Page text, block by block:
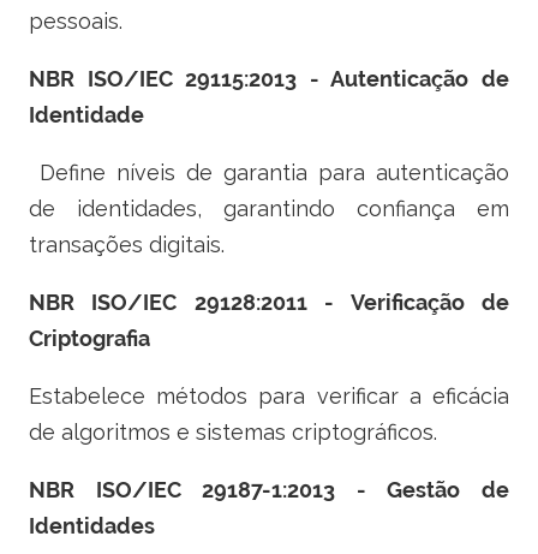
pessoais.
NBR ISO/IEC 29115:2013 - Autenticação de
Identidade
Define níveis de garantia para autenticação
de identidades, garantindo confiança em
transações digitais.
NBR ISO/IEC 29128:2011 - Verificação de
Criptografia
Estabelece métodos para verificar a eficácia
de algoritmos e sistemas criptográficos.
NBR ISO/IEC 29187-1:2013 - Gestão de
Identidades